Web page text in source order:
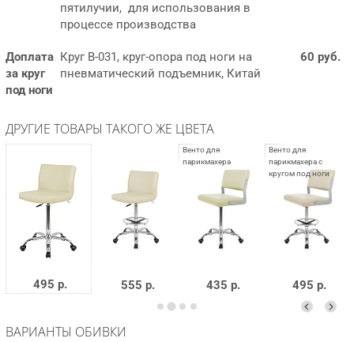
пятилучии, для использования в
процессе производства
Доплата
за круг
под ноги
Круг B-031, круг-опора под ноги на
пневматический подъемник, Китай
60 руб.
ДРУГИЕ ТОВАРЫ ТАКОГО ЖЕ ЦВЕТА
495 р. 555 р. 435 р. 495 р.
ВАРИАНТЫ ОБИВКИ